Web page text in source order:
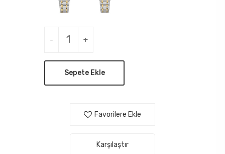
- +
Sepete Ekle
Favorilere Ekle
Karşılaştır